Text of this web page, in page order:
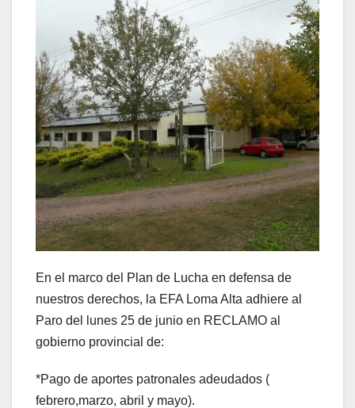
En el marco del Plan de Lucha en defensa de
nuestros derechos, la EFA Loma Alta adhiere al
Paro del lunes 25 de junio en RECLAMO al
gobierno provincial de:
*Pago de aportes patronales adeudados (
febrero,marzo, abril y mayo).